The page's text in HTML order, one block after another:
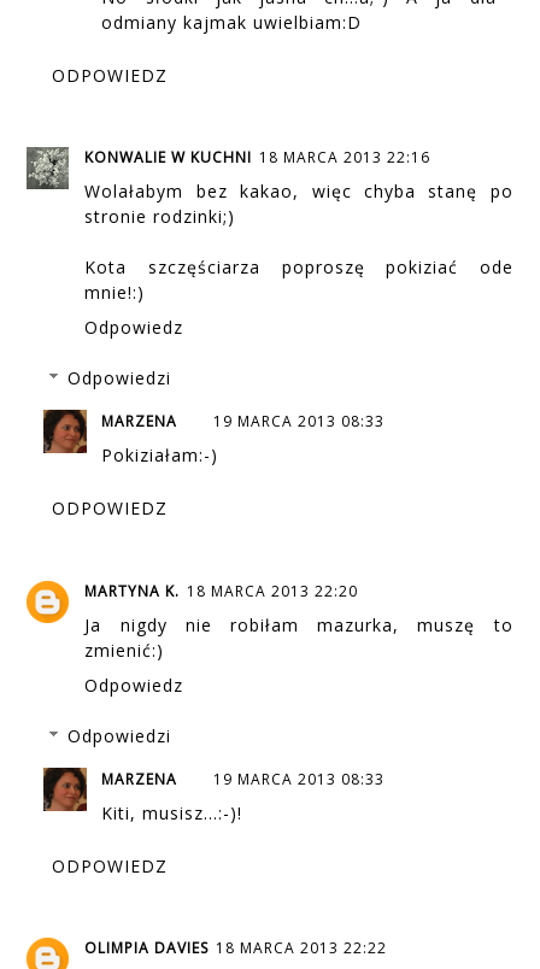
odmiany kajmak uwielbiam:D
ODPOWIEDZ
KONWALIE W KUCHNI 18 MARCA 2013 22:16
Wolałabym bez kakao, więc chyba stanę po
stronie rodzinki;)
Kota szczęściarza poproszę pokiziać ode
mnie!:)
Odpowiedz
Odpowiedzi
MARZENA 19 MARCA 2013 08:33
Pokiziałam:-)
ODPOWIEDZ
MARTYNA K. 18 MARCA 2013 22:20
Ja nigdy nie robiłam mazurka, muszę to
zmienić:)
Odpowiedz
Odpowiedzi
MARZENA 19 MARCA 2013 08:33
Kiti, musisz...:-)!
ODPOWIEDZ
OLIMPIA DAVIES 18 MARCA 2013 22:22